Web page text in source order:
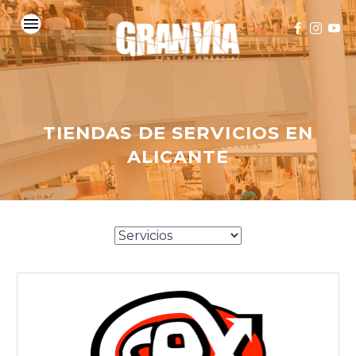
TIENDAS DE SERVICIOS EN
ALICANTE